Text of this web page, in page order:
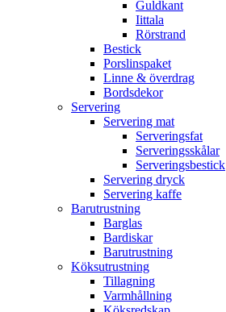
Guldkant
Iittala
Rörstrand
Bestick
Porslinspaket
Linne & överdrag
Bordsdekor
Servering
Servering mat
Serveringsfat
Serveringsskålar
Serveringsbestick
Servering dryck
Servering kaffe
Barutrustning
Barglas
Bardiskar
Barutrustning
Köksutrustning
Tillagning
Varmhållning